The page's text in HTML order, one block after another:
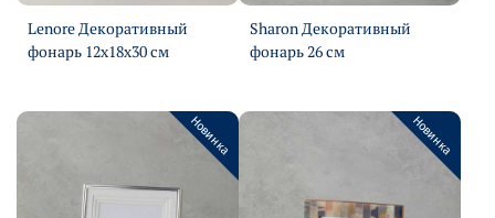
Lenore Декоративный
фонарь 12х18х30 см
Sharon Декоративный
фонарь 26 см
Новинка Новинка